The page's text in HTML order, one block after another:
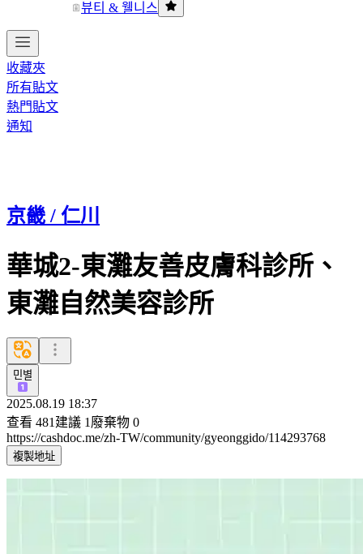
뷰티 & 웰니스
收藏夾
所有貼文
熱門貼文
通知
京畿 / 仁川
華城2-東灘友善皮膚科診所、
東灘自然美容診所
민별
2025.08.19 18:37
查看 481 建議 1 廢棄物 0
https://cashdoc.me/zh-TW/community/gyeonggido/114293768
複製地址